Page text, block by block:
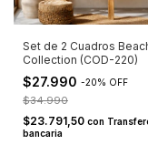
Set de 2 Cuadros
Collection (COD-220)
$27.990 -20% OFF
$34.990
$23.791,50 con
bancaria